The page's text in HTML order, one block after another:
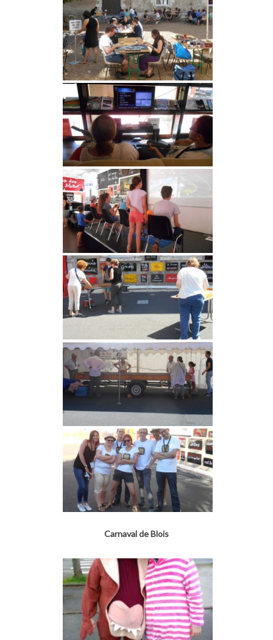
Carnaval de Blois